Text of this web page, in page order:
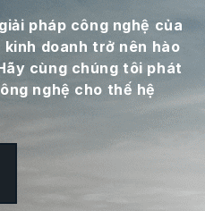
pháp công nghệ của
doanh trở nên hào
cùng chúng tôi phát
nghệ cho thế hệ